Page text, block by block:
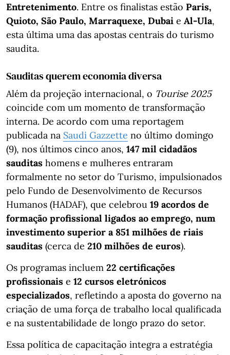
Entretenimento. Entre os finalistas estão Paris,
Quioto, São Paulo, Marraquexe, Dubai e Al-Ula,
esta última uma das apostas centrais do turismo
saudita.
Sauditas querem economia diversa
Além da projeção internacional, o Tourise 2025
coincide com um momento de transformação
interna. De acordo com uma reportagem
publicada na Saudi Gazzette no último domingo
(9), nos últimos cinco anos, 147 mil cidadãos
sauditas homens e mulheres entraram
formalmente no setor do Turismo, impulsionados
pelo Fundo de Desenvolvimento de Recursos
Humanos (HADAF), que celebrou 19 acordos de
formação profissional ligados ao emprego, num
investimento superior a 851 milhões de riais
sauditas (cerca de 210 milhões de euros).
Os programas incluem 22 certificações
profissionais e 12 cursos eletrónicos
especializados, refletindo a aposta do governo na
criação de uma força de trabalho local qualificada
e na sustentabilidade de longo prazo do setor.
Essa política de capacitação integra a estratégia